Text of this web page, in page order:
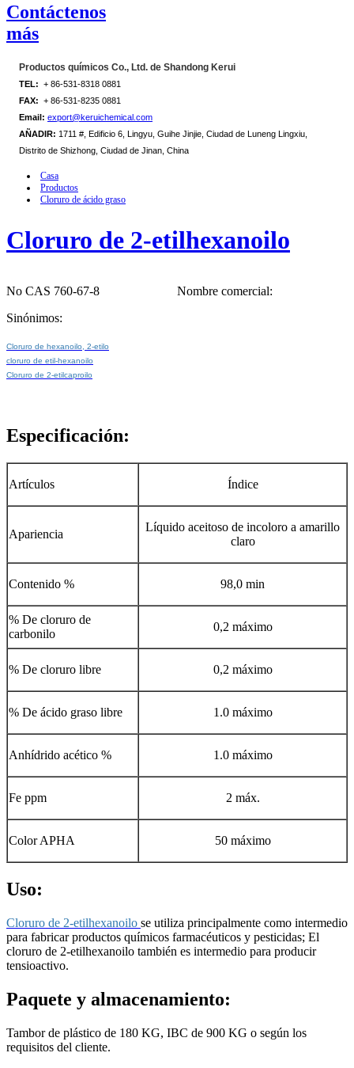
Contáctenos
más
Productos químicos Co., Ltd. de Shandong Kerui
TEL: + 86-531-8318 0881
FAX: + 86-531-8235 0881
Email: export@keruichemical.com
AÑADIR: 1711 #, Edificio 6, Lingyu, Guihe Jinjie, Ciudad de Luneng Lingxiu,
Distrito de Shizhong, Ciudad de Jinan, China
Casa
Productos
Cloruro de ácido graso
Cloruro de 2-etilhexanoilo
No CAS 760-67-8
Nombre comercial:
Sinónimos:
Cloruro de hexanoilo, 2-etilo
cloruro de etil-hexanoilo
Cloruro de 2-etilcaproilo
Especificación:
Artículos Índice
Apariencia
Líquido aceitoso de incoloro a amarillo
claro
Contenido % 98,0 min
% De cloruro de
carbonilo
0,2 máximo
% De cloruro libre 0,2 máximo
% De ácido graso libre 1.0 máximo
Anhídrido acético % 1.0 máximo
Fe ppm 2 máx.
Color APHA 50 máximo
Uso:
Cloruro de 2-etilhexanoilo se utiliza principalmente como intermedio
para fabricar productos químicos farmacéuticos y pesticidas; El
cloruro de 2-etilhexanoilo también es intermedio para producir
tensioactivo.
Paquete y almacenamiento:
Tambor de plástico de 180 KG, IBC de 900 KG o según los
requisitos del cliente.